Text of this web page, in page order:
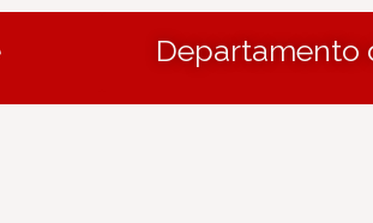
Departamento